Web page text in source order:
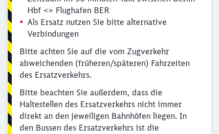
Hbf <> Flughafen BER
Als Ersatz nutzen Sie bitte alternative
Verbindungen
Bitte achten Sie auf die vom Zugverkehr
abweichenden (früheren/späteren) Fahrzeiten
des Ersatzverkehrs.
Bitte beachten Sie außerdem, dass die
Haltestellen des Ersatzverkehrs nicht immer
direkt an den jeweiligen Bahnhöfen liegen. In
den Bussen des Ersatzverkehrs ist die